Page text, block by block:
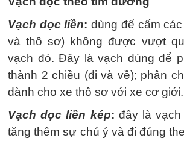
Vạch dọc liền: dùng để cấm
và thô sơ) không được vượt
vạch đó. Đây là vạch dùng để
thành 2 chiều (đi và về); phân
dành cho xe thô sơ với xe cơ giới.
Vạch dọc liền kép: đây là
tăng thêm sự chú ý và đi đúng